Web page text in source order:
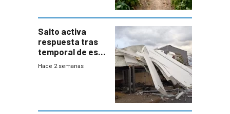
Salto activa
respuesta tras
temporal de este
sábado con
Hace 2 semanas